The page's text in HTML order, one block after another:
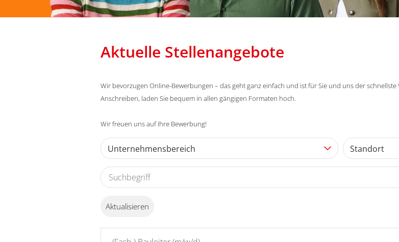
Aktuelle Stellenangebote
Wir bevorzugen Online-Bewerbungen – das geht ganz einfach und ist für Sie und uns der
Anschreiben, laden Sie bequem in allen gängigen Formaten hoch.
Wir freuen uns auf Ihre Bewerbung!
Unternehmensbereich Standort
Aktualisieren